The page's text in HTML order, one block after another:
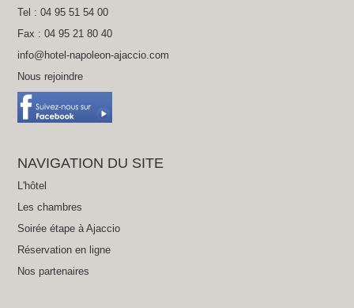
Tel : 04 95 51 54 00
Fax : 04 95 21 80 40
info@hotel-napoleon-ajaccio.com
Nous rejoindre
NAVIGATION DU SITE
L'hôtel
Les chambres
Soirée étape à Ajaccio
Réservation en ligne
Nos partenaires